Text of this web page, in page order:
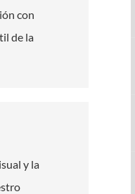
con
de la
y la